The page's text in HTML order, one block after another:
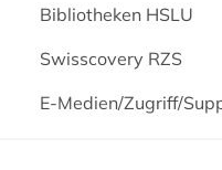
Bibliotheken HSLU
Swisscovery RZS
E-Medien/Zugriff/